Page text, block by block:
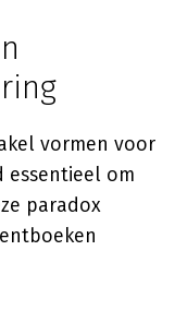
vormen voor
essentieel om
paradox